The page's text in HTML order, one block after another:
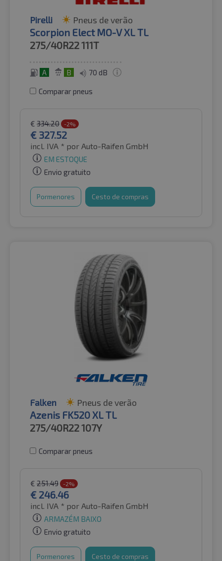
Pirelli Pneus de verão
Scorpion Elect MO-V XL TL
275/40R22111T
A B 70 dB
Comparar pneus
€ 334.20 -2%
€ 327.52
incl. IVA * por Auto-Raifen GmbH
EM ESTOQUE
Envio gratuito
Pormenores Cesto de compras
Falken Pneus de verão
Azenis FK520 XL TL
275/40R22107Y
Comparar pneus
€ 251.49 -2%
€ 246.46
incl. IVA * por Auto-Raifen GmbH
ARMAZÉM BAIXO
Envio gratuito
Pormenores Cesto de compras